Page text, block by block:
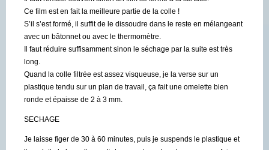
Ce film est en fait la meilleure partie de la colle !
S’il s’est formé, il suffit de le dissoudre dans le reste en mélangeant
avec un bâtonnet ou avec le thermomètre.
Il faut réduire suffisamment sinon le séchage par la suite est très
long.
Quand la colle filtrée est assez visqueuse, je la verse sur un
plastique tendu sur un plan de travail, ça fait une omelette bien
ronde et épaisse de 2 à 3 mm.
SECHAGE
Je laisse figer de 30 à 60 minutes, puis je suspends le plastique et